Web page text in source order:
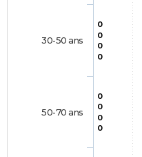
0
0
0
0
0
0
0
0
30-50 ans
50-70 ans